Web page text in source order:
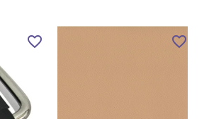
favorite_border favorite_border